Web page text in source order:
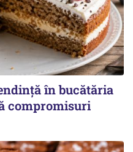
în bucătăria
compromisuri